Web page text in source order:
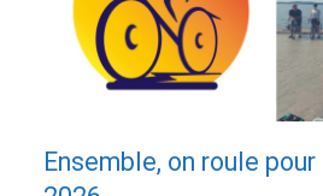
Ensemble, on roule